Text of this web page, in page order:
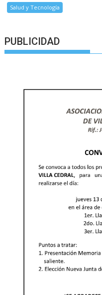
Salud y Tecnología
PUBLICIDAD